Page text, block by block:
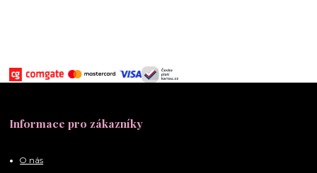
Informace pro zákazníky
O nás